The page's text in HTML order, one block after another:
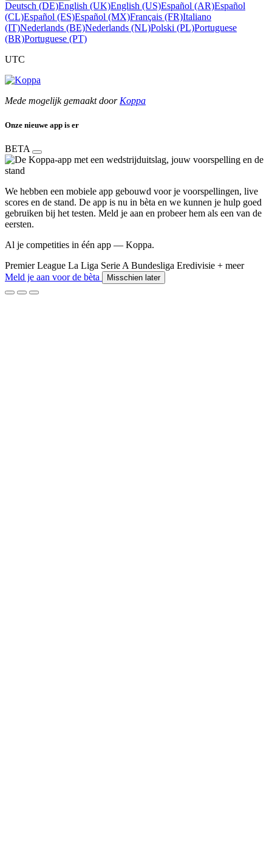
Deutsch (DE)English (UK)English (US)Español (AR)Español
(CL)Español (ES)Español (MX)Français (FR)Italiano
(IT)Nederlands (BE)Nederlands (NL)Polski (PL)Portuguese
(BR)Portuguese (PT)
UTC
Mede mogelijk gemaakt doorKoppa
Onze nieuwe app is er
BETA
We hebben een mobiele app gebouwd voor je voorspellingen, live
scores en de stand. De app is nu in bèta en we kunnen je hulp goed
gebruiken bij het testen. Meld je aan en probeer hem als een van de
eersten.
Al je competities in één app — Koppa.
Premier League La Liga Serie A Bundesliga Eredivisie + meer
Meld je aan voor de bèta
Misschien later